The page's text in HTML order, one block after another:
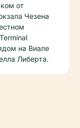
от
Чезена
на Виале
Либерта.